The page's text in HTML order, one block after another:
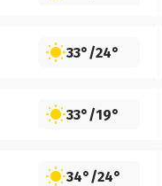
33°/24°
33°/19°
34°/24°